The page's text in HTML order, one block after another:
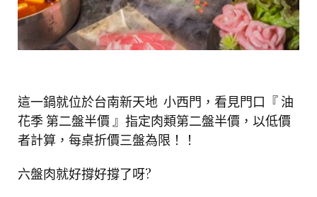
這一鍋就位於台南新天地 小西門，看見門口『 油
花季 第二盤半價 』指定肉類第二盤半價，以低價
者計算，每桌折價三盤為限！！
六盤肉就好撐好撐了呀?